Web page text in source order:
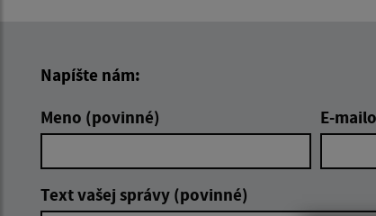
Napíšte nám:
Meno (povinné)
E-
Text vašej správy (povinné)